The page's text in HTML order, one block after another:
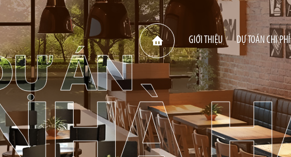
GIỚI THIỆU DỰ TOÁN CHI PHÍ